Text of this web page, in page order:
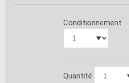
Conditionnement
Quantité